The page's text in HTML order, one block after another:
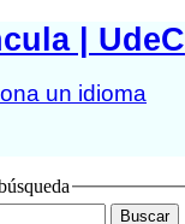
| UdeC
un idioma